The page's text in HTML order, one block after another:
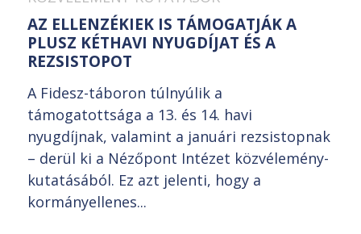
AZ ELLENZÉKIEK IS TÁMOGATJÁK A
PLUSZ KÉTHAVI NYUGDÍJAT ÉS A
REZSISTOPOT
A Fidesz-táboron túlnyúlik a
támogatottsága a 13. és 14. havi
nyugdíjnak, valamint a januári rezsistopnak
– derül ki a Nézőpont Intézet közvélemény-
kutatásából. Ez azt jelenti, hogy a
kormányellenes...